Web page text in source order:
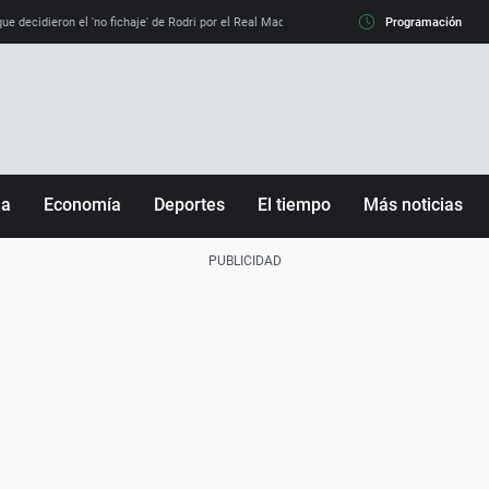
decidieron el 'no fichaje' de Rodri por el Real Madrid y su 'sí' al Barça La llamada
Programación
Economía Deportes El tiempo Más noticias